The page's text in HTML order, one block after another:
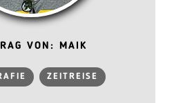
VON: MAIK
ZEITREISE